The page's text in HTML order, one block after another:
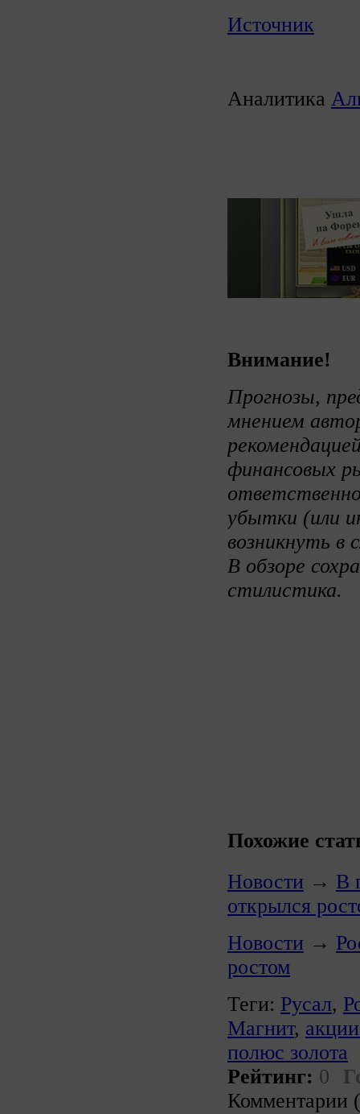
Источник
Аналитика
Внимание!
Прогнозы,
мнением
финансовых
убытки (или
возникнуть в
В обзоре
стилистика.
Похожие
Новости → В
открылся
Новости →
ростом
Теги: Русал,
Магнит,
полюс золота
Рейтинг: 0
Комментарии